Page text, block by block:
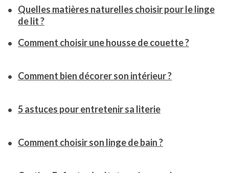
Quelles matières naturelles choisir pour le linge
de lit ?
Comment choisir une housse de couette ?
Comment bien décorer son intérieur ?
5 astuces pour entretenir sa literie
Comment choisir son linge de bain ?